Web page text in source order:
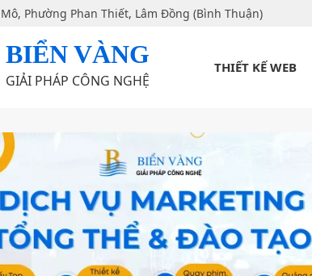
Phường Phan Thiết, Lâm Đồng (Bình Thuận)
BIỂN VÀNG
GIẢI PHÁP CÔNG NGHỆ
THIẾT KẾ WEB